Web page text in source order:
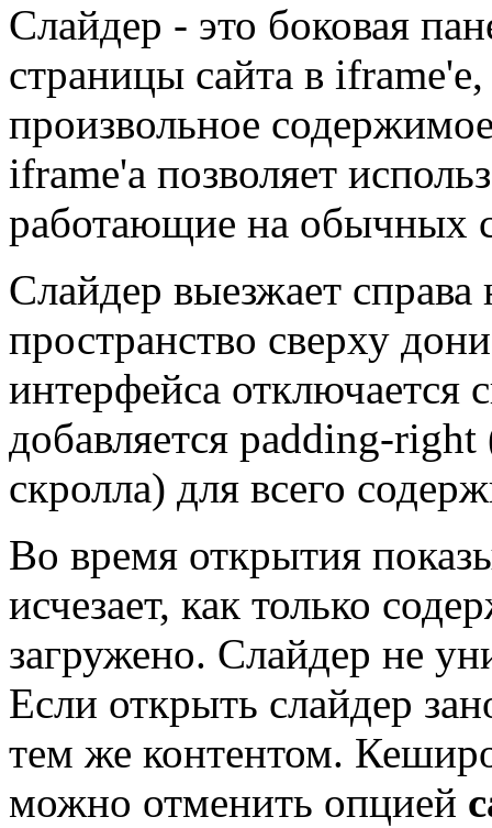
Слайдер - это боковая
страницы сайта в
произвольное
iframe'а позволяет
работающие на обычных
Слайдер выезжает справа
пространство сверху
интерфейса отключается
добавляется padding-
скролла) для всего
Во время открытия
исчезает, как только
загружено. Слайдер не
Если открыть слайдер
тем же контентом.
можно отменить опцией